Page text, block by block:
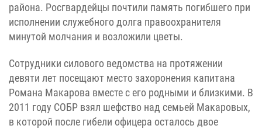
района. Росгвардейцы почтили память погибшего при
исполнении служебного долга правоохранителя
минутой молчания и возложили цветы.
Сотрудники силового ведомства на протяжении
девяти лет посещают место захоронения капитана
Романа Макарова вместе с его родными и близкими. В
2011 году СОБР взял шефство над семьей Макаровых,
в которой после гибели офицера осталось двое